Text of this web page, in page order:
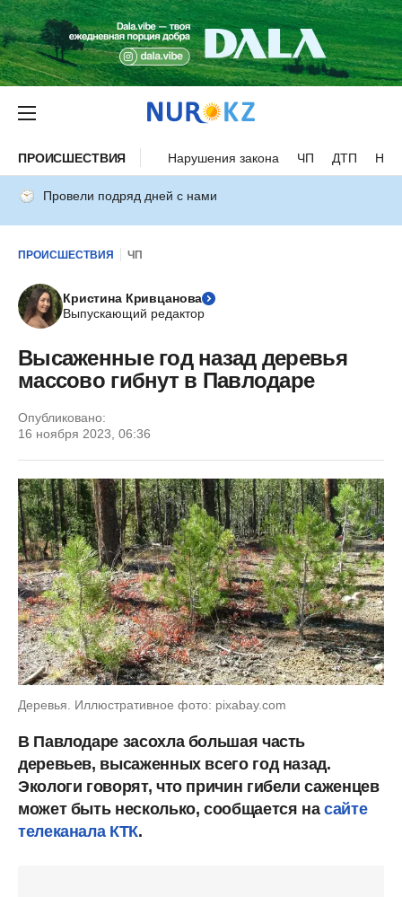
ПРОИСШЕСТВИЯ Нарушения закона ЧП ДТП
Провели подряд дней с нами
ПРОИСШЕСТВИЯ ЧП
Кристина Кривцанова
Выпускающий редактор
Высаженные год назад деревья
массово гибнут в Павлодаре
Опубликовано:
16 ноября 2023, 06:36
Деревья. Иллюстративное фото: pixabay.com
В Павлодаре засохла большая часть
деревьев, высаженных всего год назад.
Экологи говорят, что причин гибели саженцев
может быть несколько, сообщается насайте
телеканала КТК.